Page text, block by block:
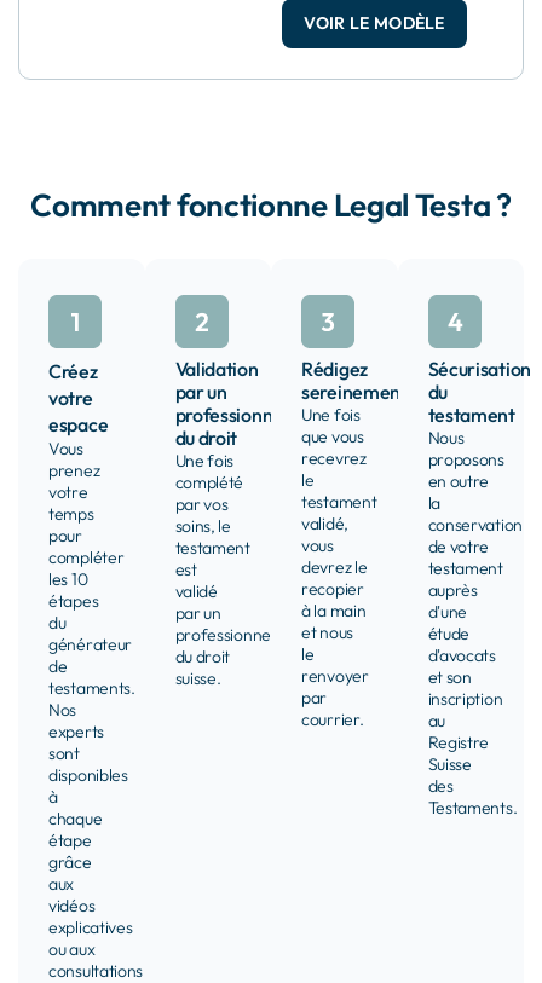
VOIR LE MODÈLE
Comment fonctionne Legal Testa ?
Créez
votre
espace
Vous
prenez
votre
temps
pour
compléter
les 10
étapes
du
générateur
de
testaments.
Nos
experts
sont
disponibles
à
chaque
étape
grâce
aux
vidéos
explicatives
ou aux
consultations
Validation
par un
professionnel
du droit
Une fois
complété
par vos
soins, le
testament
est
validé
par un
professionnel
du droit
suisse.
Rédigez
sereinement
Une fois
que vous
recevrez
le
testament
validé,
vous
devrez le
recopier
à la main
et nous
le
renvoyer
par
courrier. ​
Sécurisation
du
testament
Nous
proposons
en outre
la
conservation
de votre
testament
auprès
d'une
étude
d'avocats
et son
inscription
au
Registre
Suisse
des
Testaments.